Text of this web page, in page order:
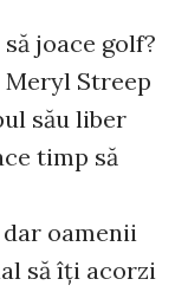
joace golf?
Streep
său liber
timp să
oamenii
să îți acorzi